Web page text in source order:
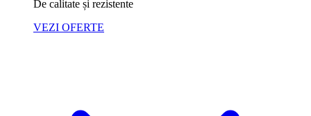
De calitate și rezistente
VEZI OFERTE